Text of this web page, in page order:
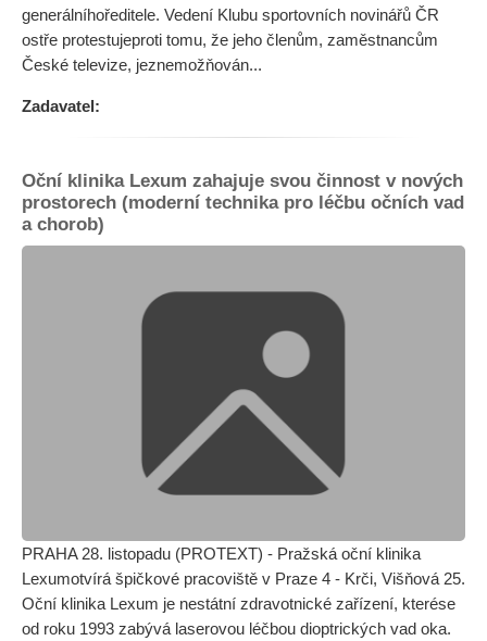
generálníhoředitele. Vedení Klubu sportovních novinářů ČR
ostře protestujeproti tomu, že jeho členům, zaměstnancům
České televize, jeznemožňován...
Zadavatel:
Oční klinika Lexum zahajuje svou činnost v nových
prostorech (moderní technika pro léčbu očních vad
a chorob)
PRAHA 28. listopadu (PROTEXT) - Pražská oční klinika
Lexumotvírá špičkové pracoviště v Praze 4 - Krči, Višňová 25.
Oční klinika Lexum je nestátní zdravotnické zařízení, kterése
od roku 1993 zabývá laserovou léčbou dioptrických vad oka.